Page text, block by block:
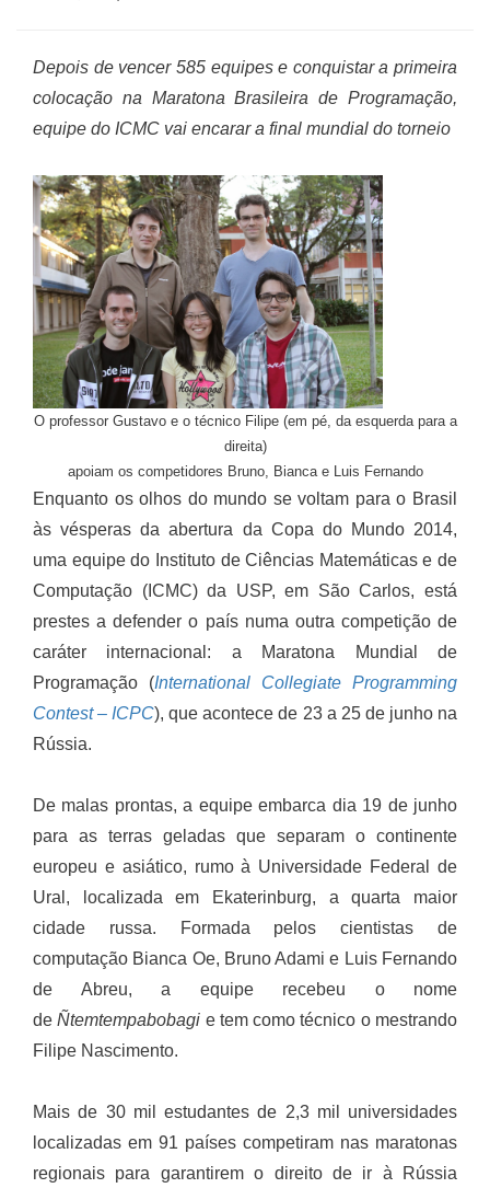
Depois de vencer 585 equipes e conquistar a primeira
colocação na Maratona Brasileira de Programação,
equipe do ICMC vai encarar a final mundial do torneio
O professor Gustavo e o técnico Filipe (em pé, da esquerda para a
direita)
apoiam os competidores Bruno, Bianca e Luis Fernando
Enquanto os olhos do mundo se voltam para o Brasil
às vésperas da abertura da Copa do Mundo 2014,
uma equipe do Instituto de Ciências Matemáticas e de
Computação (ICMC) da USP, em São Carlos, está
prestes a defender o país numa outra competição de
caráter internacional: a Maratona Mundial de
Programação (International Collegiate Programming
Contest – ICPC), que acontece de 23 a 25 de junho na
Rússia.
De malas prontas, a equipe embarca dia 19 de junho
para as terras geladas que separam o continente
europeu e asiático, rumo à Universidade Federal de
Ural, localizada em Ekaterinburg, a quarta maior
cidade russa. Formada pelos cientistas de
computação Bianca Oe, Bruno Adami e Luis Fernando
de Abreu, a equipe recebeu o nome
deÑtemtempabobagi e tem como técnico o mestrando
Filipe Nascimento.
Mais de 30 mil estudantes de 2,3 mil universidades
localizadas em 91 países competiram nas maratonas
regionais para garantirem o direito de ir à Rússia